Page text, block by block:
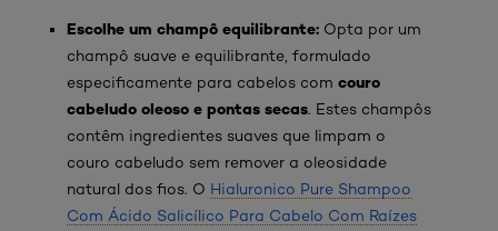
Escolhe um champô equilibrante: Opta por um
champô suave e equilibrante, formulado
especificamente para cabelos com couro
cabeludo oleoso e pontas secas. Estes champôs
contêm ingredientes suaves que limpam o
couro cabeludo sem remover a oleosidade
natural dos fios. O Hialuronico Pure Shampoo
Com Ácido Salicílico Para Cabelo Com Raízes